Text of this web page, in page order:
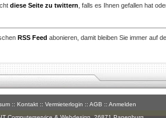
diese Seite zu twittern , falls es Ihnen gefallen hat
RSS Feed abonieren, damit bleiben Sie immer auf
:: Kontakt :: Vermieterlogin :: AGB :: Anmelden